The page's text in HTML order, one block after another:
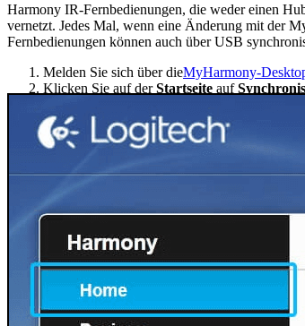
Harmony IR-Fernbedienungen, die weder einen
vernetzt. Jedes Mal, wenn eine Änderung mit der
Fernbedienungen können auch über USB
Melden Sie sich über dieMyHarmony-
Klicken Sie auf derStartseite auf